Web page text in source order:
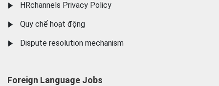
HRchannels Privacy Policy
Quy chế hoạt động
Dispute resolution mechanism
Foreign Language Jobs